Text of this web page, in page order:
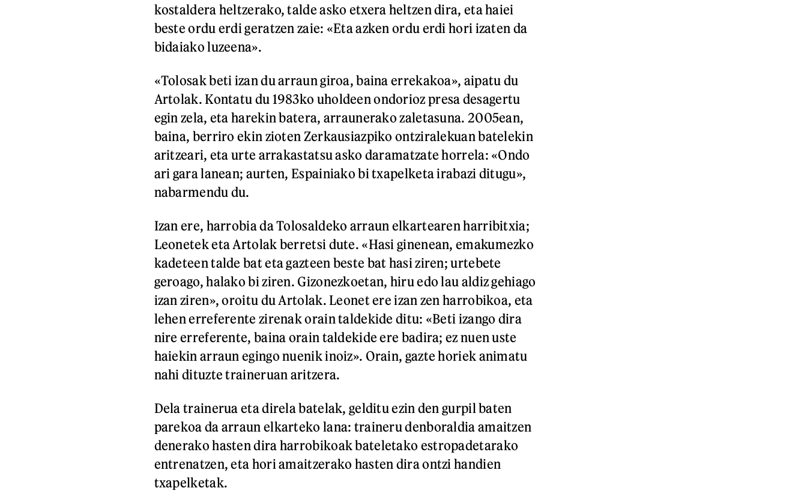
kostaldera heltzerako, talde asko etxera heltzen dira, eta haiei
beste ordu erdi geratzen zaie: «Eta azken ordu erdi hori izaten da
bidaiako luzeena».
«Tolosak beti izan du arraun giroa, baina errekakoa», aipatu du
Artolak. Kontatu du 1983ko uholdeen ondorioz presa desagertu
egin zela, eta harekin batera, arraunerako zaletasuna. 2005ean,
baina, berriro ekin zioten Zerkausiazpiko ontziralekuan batelekin
aritzeari, eta urte arrakastatsu asko daramatzate horrela: «Ondo
ari gara lanean; aurten, Espainiako bi txapelketa irabazi ditugu»,
nabarmendu du.
Izan ere, harrobia da Tolosaldeko arraun elkartearen harribitxia;
Leonetek eta Artolak berretsi dute. «Hasi ginenean, emakumezko
kadeteen talde bat eta gazteen beste bat hasi ziren; urtebete
geroago, halako bi ziren. Gizonezkoetan, hiru edo lau aldiz gehiago
izan ziren», oroitu du Artolak. Leonet ere izan zen harrobikoa, eta
lehen erreferente zirenak orain taldekide ditu: «Beti izango dira
nire erreferente, baina orain taldekide ere badira; ez nuen uste
haiekin arraun egingo nuenik inoiz». Orain, gazte horiek animatu
nahi dituzte traineruan aritzera.
Dela trainerua eta direla batelak, gelditu ezin den gurpil baten
parekoa da arraun elkarteko lana: traineru denboraldia amaitzen
denerako hasten dira harrobikoak bateletako estropadetarako
entrenatzen, eta hori amaitzerako hasten dira ontzi handien
txapelketak.